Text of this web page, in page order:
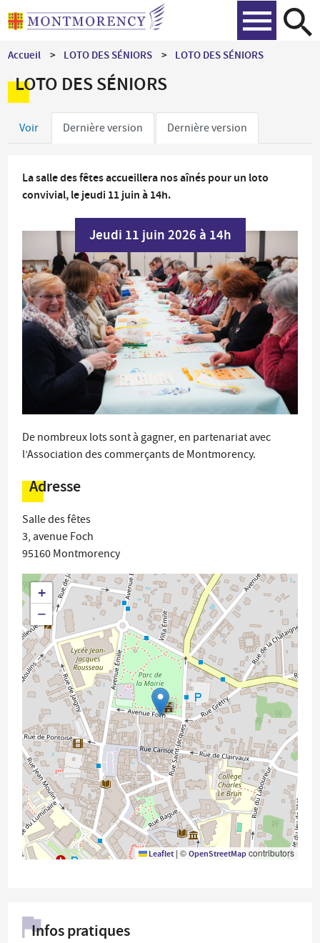
Aller
au
principal
Accueil LOTO DES SÉNIORS LOTO DES SÉNIORS
LOTO DES SÉNIORS
Onglets
Voir Dernière version Dernière version
La salle des fêtes accueillera nos aînés pour un loto
convivial, le jeudi 11 juin à 14h.
Jeudi 11 juin 2026 à 14h
De nombreux lots sont à gagner, en partenariat avec
l’Association des commerçants de Montmorency.
Adresse
Salle des fêtes
3, avenue Foch
95160 Montmorency
+
−
Leaflet | ©OpenStreetMapcontributors
Infos pratiques